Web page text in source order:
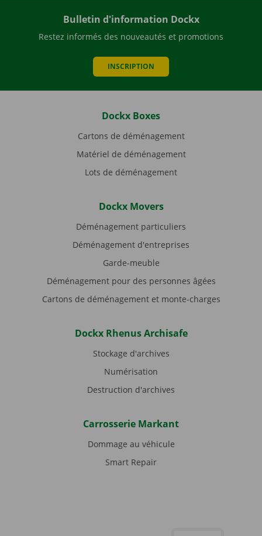
Bulletin d'information Dockx
Restez informés des nouveautés et promotions
INSCRIPTION
Dockx Boxes
Cartons de déménagement
Matériel de déménagement
Lots de déménagement
Dockx Movers
Déménagement particuliers
Déménagement d'entreprises
Garde-meuble
Déménagement pour des personnes âgées
Cartons de déménagement et monte-charges
Dockx Rhenus Archisafe
Stockage d'archives
Numérisation
Destruction d'archives
Carrosserie Markant
Dommage au véhicule
Smart Repair